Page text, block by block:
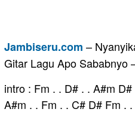
Jambiseru.com –
Gitar Lagu Apo Sababnyo
intro : Fm . . D# . . A#m D#
A#m . . Fm . . C# D# Fm . .